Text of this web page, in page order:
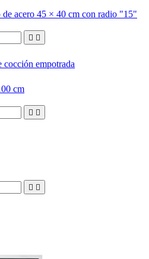
de acero 45 × 40 cm con radio "15"
 
cm
 
 